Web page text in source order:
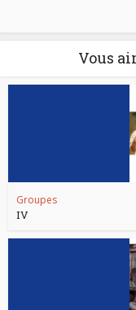
Vous
Groupes
IV